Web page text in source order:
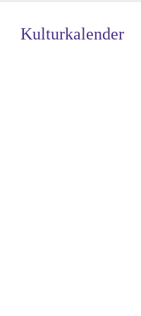
Kulturkalender